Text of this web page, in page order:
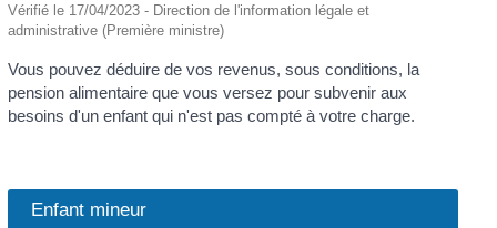
Vérifié le 17/04/2023 - Direction de l'information légale et
administrative (Première ministre)
Vous pouvez déduire de vos revenus, sous conditions, la
pension alimentaire que vous versez pour subvenir aux
besoins d'un enfant qui n'est pas compté à votre charge.
Enfant mineur